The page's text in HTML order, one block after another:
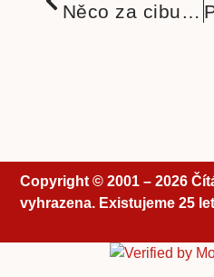
Něco za cibulku, něco za pirožek. Populární pohádky Věry Provazníkové s ilustracemi Václava Houfa
Copyright © 2001 – 2026
vyhrazena. Existujeme 25